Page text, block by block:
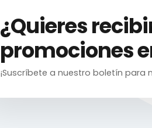
¿Quieres
promociones
¡Suscríbete a nuestro boletín para